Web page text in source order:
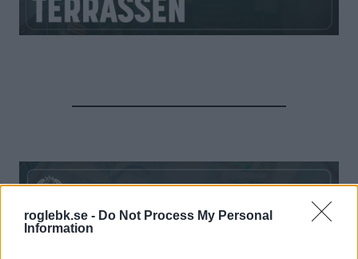
roglebk.se - Do Not Process My Personal
Information